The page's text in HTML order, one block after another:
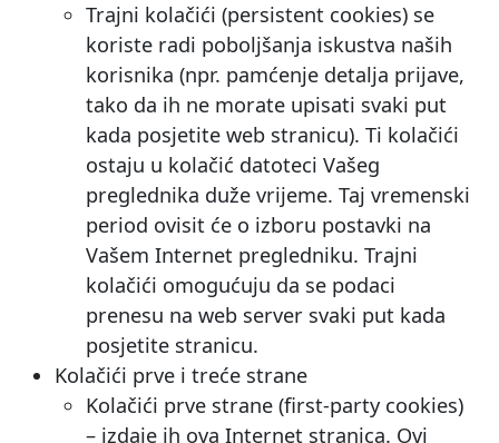
Trajni kolačići (persistent cookies) se
koriste radi poboljšanja iskustva naših
korisnika (npr. pamćenje detalja prijave,
tako da ih ne morate upisati svaki put
kada posjetite web stranicu). Ti kolačići
ostaju u kolačić datoteci Vašeg
preglednika duže vrijeme. Taj vremenski
period ovisit će o izboru postavki na
Vašem Internet pregledniku. Trajni
kolačići omogućuju da se podaci
prenesu na web server svaki put kada
posjetite stranicu.
Kolačići prve i treće strane
Kolačići prve strane (first-party cookies)
– izdaje ih ova Internet stranica. Ovi